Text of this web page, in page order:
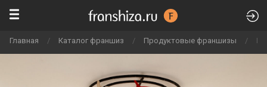
Главная / Каталог франшиз / Продуктовые франшизы /